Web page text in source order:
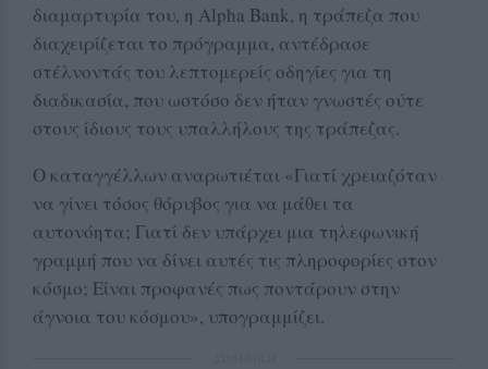
διαμαρτυρία του, η Alpha Bank, η τράπεζα που
διαχειρίζεται το πρόγραμμα, αντέδρασε
στέλνοντάς του λεπτομερείς οδηγίες για τη
διαδικασία, που ωστόσο δεν ήταν γνωστές ούτε
στους ίδιους τους υπαλλήλους της τράπεζας.
Ο καταγγέλλων αναρωτιέται «Γιατί χρειαζόταν
να γίνει τόσος θόρυβος για να μάθει τα
αυτονόητα; Γιατί δεν υπάρχει μια τηλεφωνική
γραμμή που να δίνει αυτές τις πληροφορίες στον
κόσμο; Είναι προφανές πως ποντάρουν στην
άγνοια του κόσμου», υπογραμμίζει.